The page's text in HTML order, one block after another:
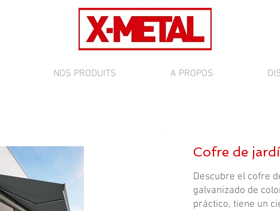
NOS PRODUITS A PROPOS
Cofre de
Descubre el cofre
galvanizado de
práctico, tiene un